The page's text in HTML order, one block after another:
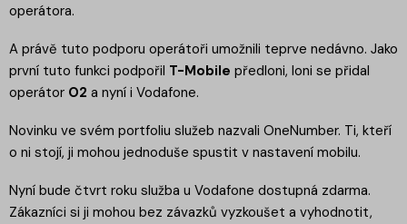
operátora.
A právě tuto podporu operátoři umožnili teprve nedávno. Jako
první tuto funkci podpořil T-Mobile předloni, loni se přidal
operátor O2 a nyní i Vodafone.
Novinku ve svém portfoliu služeb nazvali OneNumber. Ti, kteří
o ni stojí, ji mohou jednoduše spustit v nastavení mobilu.
Nyní bude čtvrt roku služba u Vodafone dostupná zdarma.
Zákazníci si ji mohou bez závazků vyzkoušet a vyhodnotit,